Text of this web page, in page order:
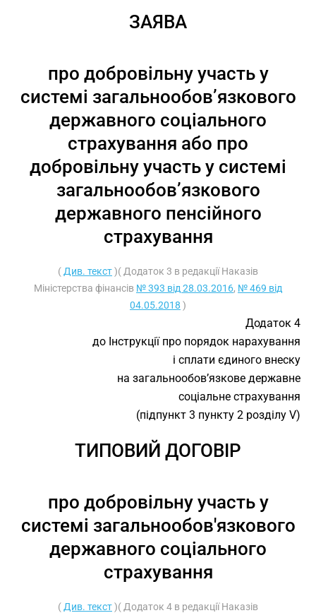
ЗАЯВА
про добровільну участь у
системі загальнообов’язкового
державного соціального
страхування або про
добровільну участь у системі
загальнообов’язкового
державного пенсійного
страхування
( Див. текст)( Додаток 3 в редакції Наказів
Міністерства фінансів № 393 від 28.03.2016, № 469 від
04.05.2018 )
Додаток 4
до Інструкції про порядок нарахування
і сплати єдиного внеску
на загальнообов’язкове державне
соціальне страхування
(підпункт 3 пункту 2 розділу V)
ТИПОВИЙ ДОГОВІР
про добровільну участь у
системі загальнообов'язкового
державного соціального
страхування
( Див. текст)( Додаток 4 в редакції Наказів